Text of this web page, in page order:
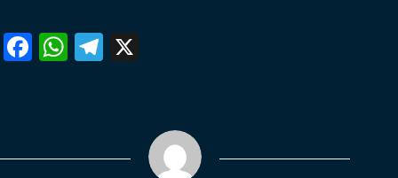
Fa W
pp
Te
m